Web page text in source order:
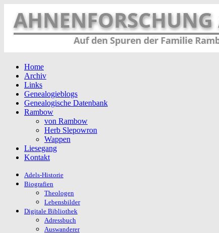
Home
Archiv
Links
Genealogieblogs
Genealogische Datenbank
Rambow
von Rambow
Herb Slepowron
Wappen
Liesegang
Kontakt
Adels-Historie
Biografien
Theologen
Lebensbilder
Digitale Bibliothek
Adressbuch
Auswanderer